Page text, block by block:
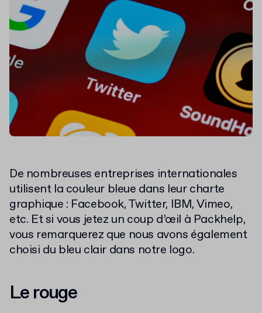
De nombreuses entreprises internationales
utilisent la couleur bleue dans leur charte
graphique : Facebook, Twitter, IBM, Vimeo,
etc. Et si vous jetez un coup d’œil à Packhelp,
vous remarquerez que nous avons également
choisi du bleu clair dans notre logo.
Le rouge